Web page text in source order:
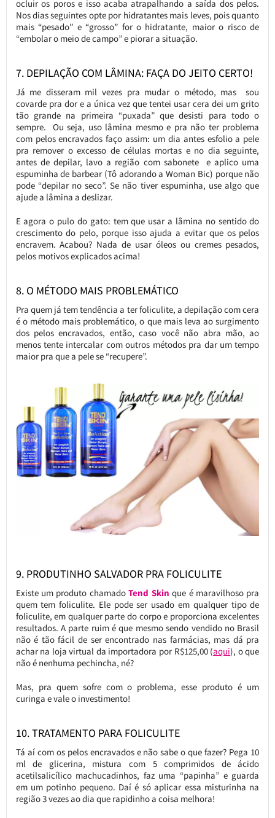
ocluir os poros e isso acaba atrapalhando a saída dos pelos.
Nos dias seguintes opte por hidratantes mais leves, pois quanto
mais “pesado” e “grosso” for o hidratante, maior o risco de
“embolar o meio de campo” e piorar a situação.
7. DEPILAÇÃO COM LÂMINA: FAÇA DO JEITO CERTO!
Já me disseram mil vezes pra mudar o método, mas sou
covarde pra dor e a única vez que tentei usar cera dei um grito
tão grande na primeira “puxada” que desisti para todo o
sempre. Ou seja, uso lâmina mesmo e pra não ter problema
com pelos encravados faço assim: um dia antes esfolio a pele
pra remover o excesso de células mortas e no dia seguinte,
antes de depilar, lavo a região com sabonete e aplico uma
espuminha de barbear (Tô adorando a Woman Bic) porque não
pode “depilar no seco”. Se não tiver espuminha, use algo que
ajude a lâmina a deslizar.
E agora o pulo do gato: tem que usar a lâmina no sentido do
crescimento do pelo, porque isso ajuda a evitar que os pelos
encravem. Acabou? Nada de usar óleos ou cremes pesados,
pelos motivos explicados acima!
8. O MÉTODO MAIS PROBLEMÁTICO
Pra quem já tem tendência a ter foliculite, a depilação com cera
é o método mais problemático, o que mais leva ao surgimento
dos pelos encravados, então, caso você não abra mão, ao
menos tente intercalar com outros métodos pra dar um tempo
maior pra que a pele se “recupere”.
9. PRODUTINHO SALVADOR PRA FOLICULITE
Existe um produto chamadoTend Skin que é maravilhoso pra
quem tem foliculite. Ele pode ser usado em qualquer tipo de
foliculite, em qualquer parte do corpo e proporciona excelentes
resultados. A parte ruim é que mesmo sendo vendido no Brasil
não é tão fácil de ser encontrado nas farmácias, mas dá pra
achar na loja virtual da importadora por R$125,00 (aqui), o que
não é nenhuma pechincha, né?
Mas, pra quem sofre com o problema, esse produto é um
curinga e vale o investimento!
10. TRATAMENTO PARA FOLICULITE
Tá aí com os pelos encravados e não sabe o que fazer? Pega 10
ml de glicerina, mistura com 5 comprimidos de ácido
acetilsalicílico machucadinhos, faz uma “papinha” e guarda
em um potinho pequeno. Daí é só aplicar essa misturinha na
região 3 vezes ao dia que rapidinho a coisa melhora!